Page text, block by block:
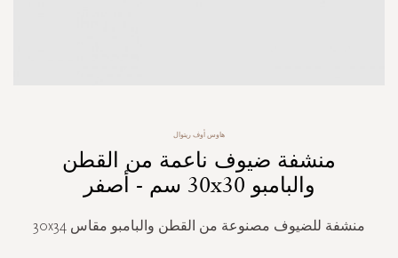
images
هاوس أوف ريتوال
منشفة ضيوف ناعمة من القطن
والبامبو 30x30 سم - أصفر
منشفة للضيوف مصنوعة من القطن والبامبو مقاس 30x34